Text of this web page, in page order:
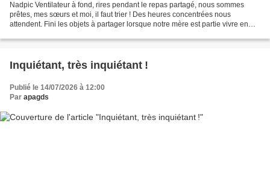
Nadpic Ventilateur à fond, rires pendant le repas partagé, nous sommes
prêtes, mes sœurs et moi, il faut trier ! Des heures concentrées nous
attendent. Fini les objets à partager lorsque notre mère est partie vivre en
Inquiétant, très inquiétant !
Publié le 14/07/2026 à 12:00
Par apagds